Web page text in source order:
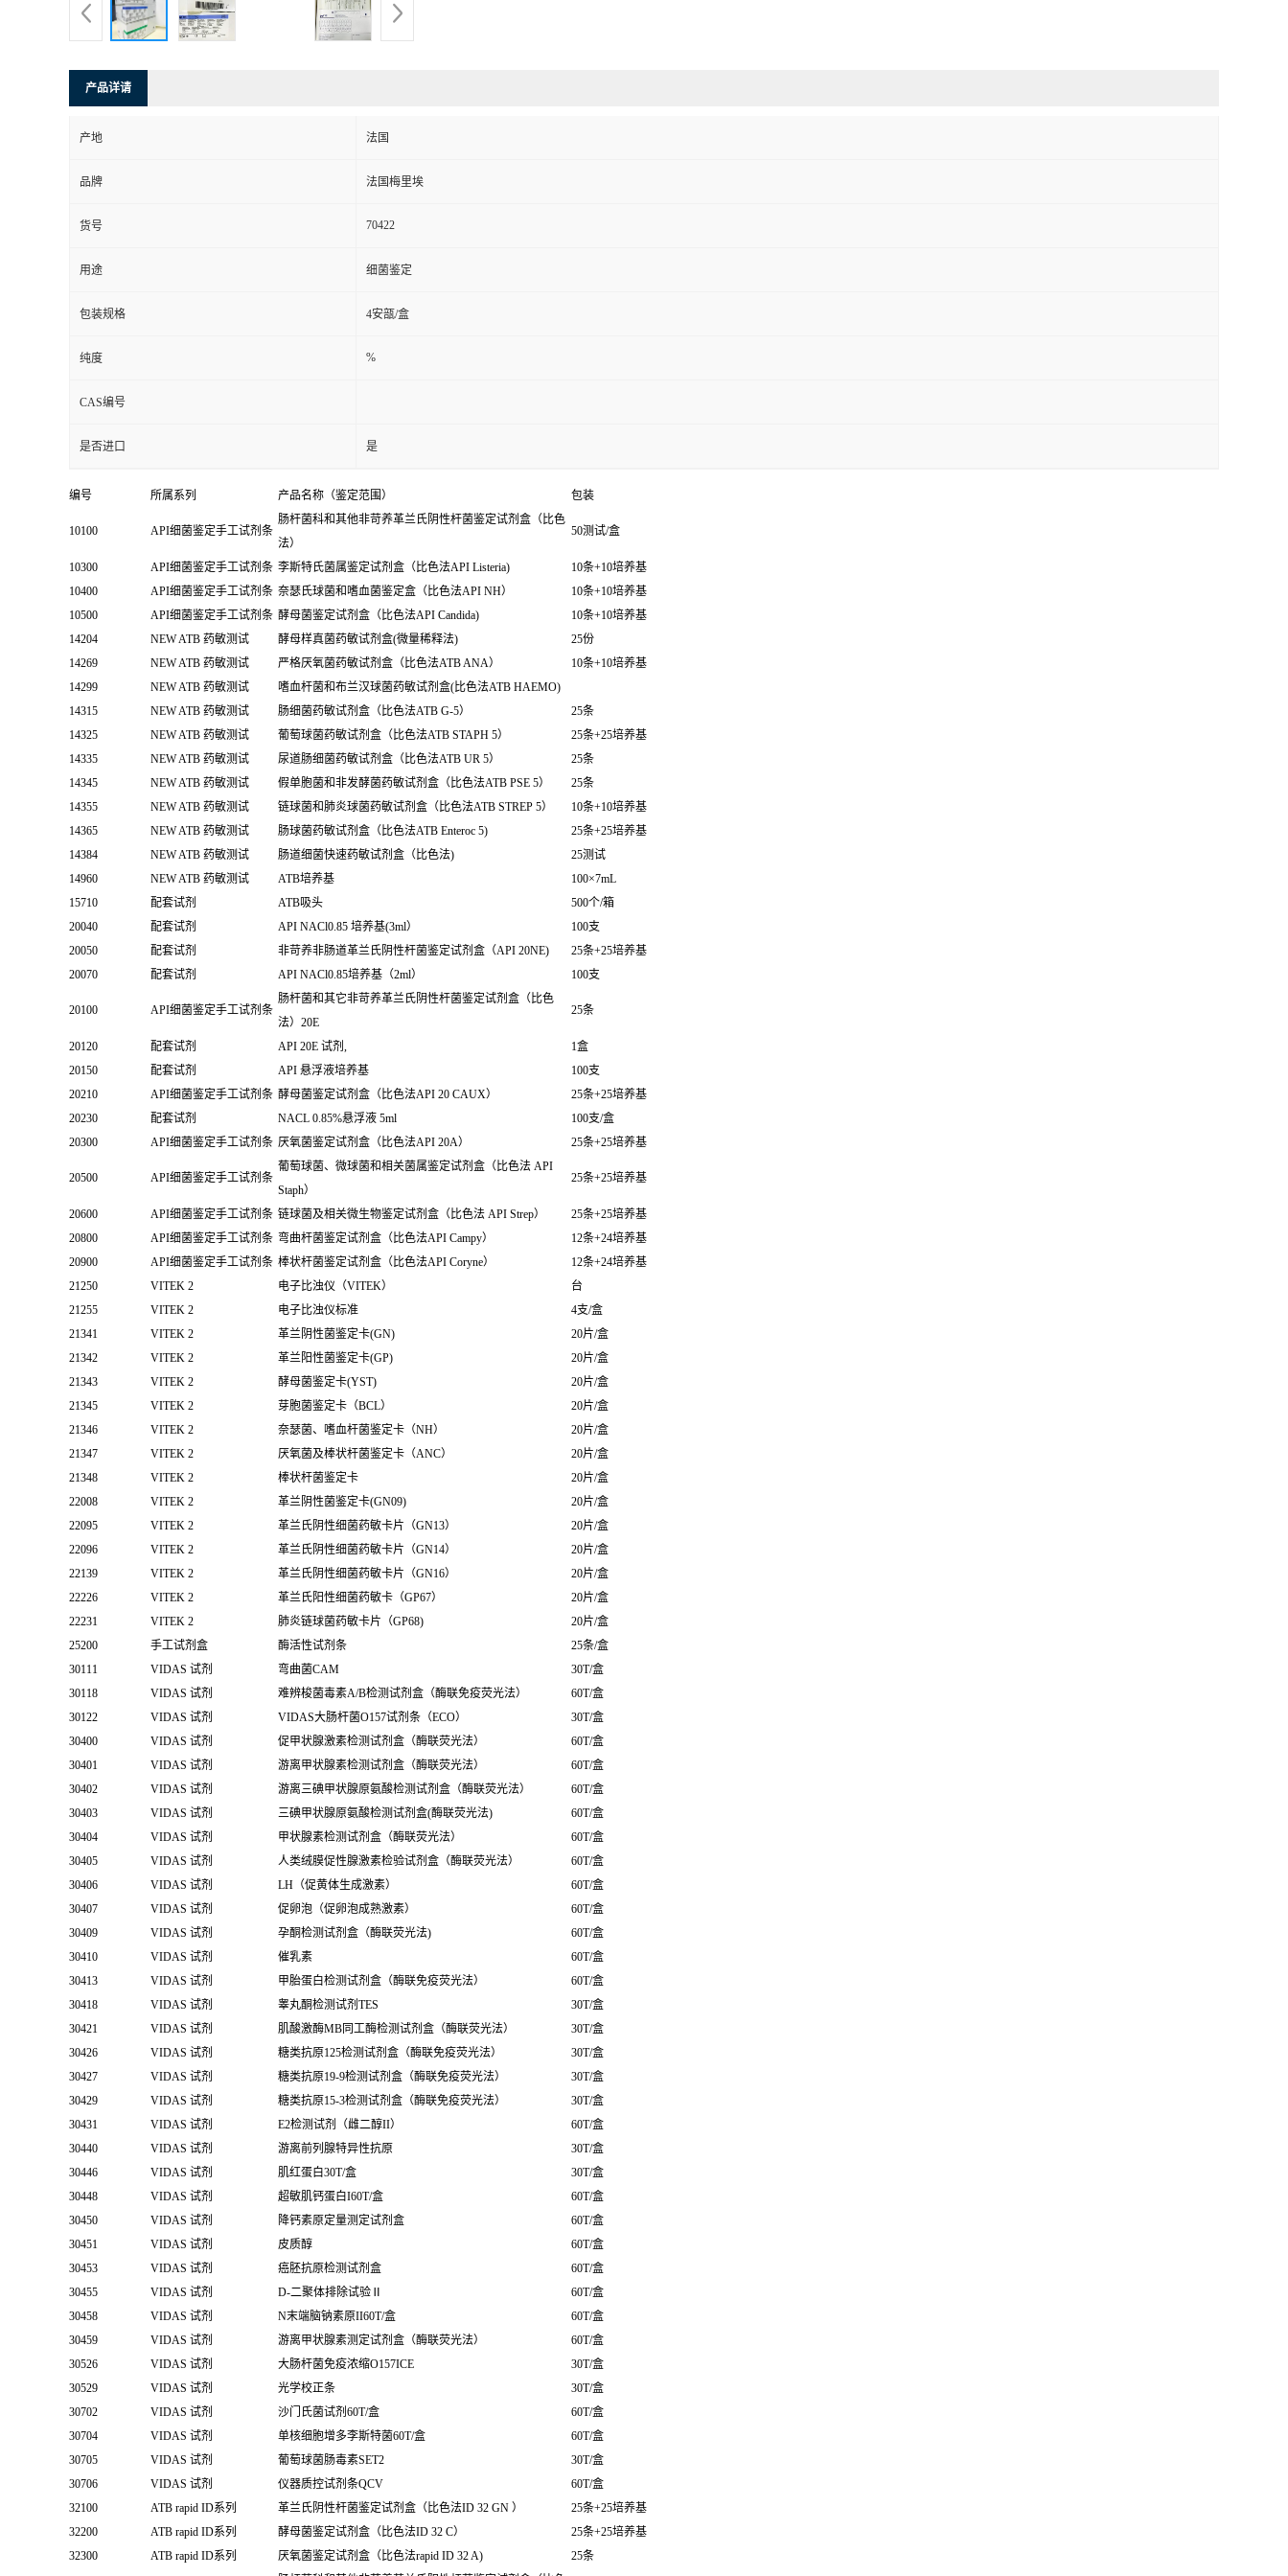
产品详请
产地 法国
品牌 法国梅里埃
货号 70422
用途 细菌鉴定
包装规格 4安瓿/盒
纯度 %
CAS编号
是否进口 是
编号 所属系列 产品名称（鉴定范围） 包装
10100 API细菌鉴定手工试剂条
肠杆菌科和其他非苛养革兰氏阴性杆菌鉴定试剂盒（比色
法）
50测试/盒
10300 API细菌鉴定手工试剂条 李斯特氏菌属鉴定试剂盒（比色法API Listeria)
10条+10培养基
10400
API细菌鉴定手工试剂条 奈瑟氏球菌和嗜血菌鉴定盒（比色法API NH）
10条+10培养基
10500
API细菌鉴定手工试剂条 酵母菌鉴定试剂盒（比色法API Candida)
10条+10培养基
14204
NEW ATB 药敏测试 酵母样真菌药敏试剂盒(微量稀释法)
25份
14269
NEW ATB 药敏测试 严格厌氧菌药敏试剂盒（比色法ATB ANA）
10条+10培养基
14299
NEW ATB 药敏测试
嗜血杆菌和布兰汉球菌药敏试剂盒(比色法ATB HAEMO)
14315
NEW ATB 药敏测试 肠细菌药敏试剂盒（比色法ATB G-5）
25条
14325
NEW ATB 药敏测试 葡萄球菌药敏试剂盒（比色法ATB STAPH 5）
25条+25培养基
14335
NEW ATB 药敏测试 尿道肠细菌药敏试剂盒（比色法ATB UR 5）
25条
14345
NEW ATB 药敏测试 假单胞菌和非发酵菌药敏试剂盒（比色法ATB PSE 5）
25条
14355
NEW ATB 药敏测试 链球菌和肺炎球菌药敏试剂盒（比色法ATB STREP 5）
10条+10培养基
14365
NEW ATB 药敏测试 肠球菌药敏试剂盒（比色法ATB Enteroc 5)
25条+25培养基
14384
NEW ATB 药敏测试 肠道细菌快速药敏试剂盒（比色法)
25测试
14960
NEW ATB 药敏测试 ATB培养基
100×7mL
15710
配套试剂 ATB吸头
500个/箱
20040
配套试剂 API NACl0.85 培养基(3ml）
100支
20050
配套试剂 非苛养非肠道革兰氏阴性杆菌鉴定试剂盒（API 20NE)
25条+25培养基
20070
配套试剂 API NACl0.85培养基（2ml） 100支
20100 API细菌鉴定手工试剂条
肠杆菌和其它非苛养革兰氏阴性杆菌鉴定试剂盒（比色
法）20E
25条
20120 配套试剂 API 20E 试剂,
1盒
20150
配套试剂 API 悬浮液培养基
100支
20210
API细菌鉴定手工试剂条 酵母菌鉴定试剂盒（比色法API 20 CAUX）
25条+25培养基
20230
配套试剂 NACL 0.85%悬浮液 5ml
100支/盒
20300
API细菌鉴定手工试剂条 厌氧菌鉴定试剂盒（比色法API 20A） 25条+25培养基
20500 API细菌鉴定手工试剂条
葡萄球菌、微球菌和相关菌属鉴定试剂盒（比色法 API
Staph）
25条+25培养基
20600 API细菌鉴定手工试剂条 链球菌及相关微生物鉴定试剂盒（比色法 API Strep）
25条+25培养基
20800
API细菌鉴定手工试剂条 弯曲杆菌鉴定试剂盒（比色法API Campy）
12条+24培养基
20900
API细菌鉴定手工试剂条 棒状杆菌鉴定试剂盒（比色法API Coryne）
12条+24培养基
21250
VITEK 2 电子比浊仪（VITEK）
台
21255
VITEK 2 电子比浊仪标准
4支/盒
21341
VITEK 2 革兰阴性菌鉴定卡(GN)
20片/盒
21342
VITEK 2 革兰阳性菌鉴定卡(GP)
20片/盒
21343
VITEK 2 酵母菌鉴定卡(YST)
20片/盒
21345
VITEK 2 芽胞菌鉴定卡（BCL）
20片/盒
21346
VITEK 2 奈瑟菌、嗜血杆菌鉴定卡（NH）
20片/盒
21347
VITEK 2 厌氧菌及棒状杆菌鉴定卡（ANC）
20片/盒
21348
VITEK 2 棒状杆菌鉴定卡
20片/盒
22008
VITEK 2 革兰阴性菌鉴定卡(GN09)
20片/盒
22095
VITEK 2 革兰氏阴性细菌药敏卡片（GN13）
20片/盒
22096
VITEK 2 革兰氏阴性细菌药敏卡片（GN14）
20片/盒
22139
VITEK 2 革兰氏阴性细菌药敏卡片（GN16）
20片/盒
22226
VITEK 2 革兰氏阳性细菌药敏卡（GP67）
20片/盒
22231
VITEK 2 肺炎链球菌药敏卡片（GP68)
20片/盒
25200
手工试剂盒 酶活性试剂条
25条/盒
30111
VIDAS 试剂 弯曲菌CAM
30T/盒
30118
VIDAS 试剂 难辨梭菌毒素A/B检测试剂盒（酶联免疫荧光法）
60T/盒
30122
VIDAS 试剂 VIDAS大肠杆菌O157试剂条（ECO）
30T/盒
30400
VIDAS 试剂 促甲状腺激素检测试剂盒（酶联荧光法）
60T/盒
30401
VIDAS 试剂 游离甲状腺素检测试剂盒（酶联荧光法）
60T/盒
30402
VIDAS 试剂 游离三碘甲状腺原氨酸检测试剂盒（酶联荧光法）
60T/盒
30403
VIDAS 试剂 三碘甲状腺原氨酸检测试剂盒(酶联荧光法)
60T/盒
30404
VIDAS 试剂 甲状腺素检测试剂盒（酶联荧光法）
60T/盒
30405
VIDAS 试剂 人类绒膜促性腺激素检验试剂盒（酶联荧光法）
60T/盒
30406
VIDAS 试剂 LH（促黄体生成激素）
60T/盒
30407
VIDAS 试剂 促卵泡（促卵泡成熟激素）
60T/盒
30409
VIDAS 试剂 孕酮检测试剂盒（酶联荧光法)
60T/盒
30410
VIDAS 试剂 催乳素
60T/盒
30413
VIDAS 试剂 甲胎蛋白检测试剂盒（酶联免疫荧光法）
60T/盒
30418
VIDAS 试剂 睾丸酮检测试剂TES
30T/盒
30421
VIDAS 试剂 肌酸激酶MB同工酶检测试剂盒（酶联荧光法）
30T/盒
30426
VIDAS 试剂 糖类抗原125检测试剂盒（酶联免疫荧光法）
30T/盒
30427
VIDAS 试剂 糖类抗原19-9检测试剂盒（酶联免疫荧光法）
30T/盒
30429
VIDAS 试剂 糖类抗原15-3检测试剂盒（酶联免疫荧光法）
30T/盒
30431
VIDAS 试剂 E2检测试剂（雌二醇II）
60T/盒
30440
VIDAS 试剂 游离前列腺特异性抗原
30T/盒
30446
VIDAS 试剂 肌红蛋白30T/盒
30T/盒
30448
VIDAS 试剂 超敏肌钙蛋白I60T/盒
60T/盒
30450
VIDAS 试剂 降钙素原定量测定试剂盒
60T/盒
30451
VIDAS 试剂 皮质醇
60T/盒
30453
VIDAS 试剂 癌胚抗原检测试剂盒
60T/盒
30455
VIDAS 试剂 D-二聚体排除试验Ⅱ
60T/盒
30458
VIDAS 试剂 N末端脑钠素原II60T/盒
60T/盒
30459
VIDAS 试剂 游离甲状腺素测定试剂盒（酶联荧光法）
60T/盒
30526
VIDAS 试剂 大肠杆菌免疫浓缩O157ICE
30T/盒
30529
VIDAS 试剂 光学校正条
30T/盒
30702
VIDAS 试剂 沙门氏菌试剂60T/盒
60T/盒
30704
VIDAS 试剂 单核细胞增多李斯特菌60T/盒
60T/盒
30705
VIDAS 试剂 葡萄球菌肠毒素SET2
30T/盒
30706
VIDAS 试剂 仪器质控试剂条QCV
60T/盒
32100
ATB rapid ID系列 革兰氏阴性杆菌鉴定试剂盒（比色法ID 32 GN ）
25条+25培养基
32200
ATB rapid ID系列 酵母菌鉴定试剂盒（比色法ID 32 C）
25条+25培养基
32300
ATB rapid ID系列 厌氧菌鉴定试剂盒（比色法rapid ID 32 A)
25条